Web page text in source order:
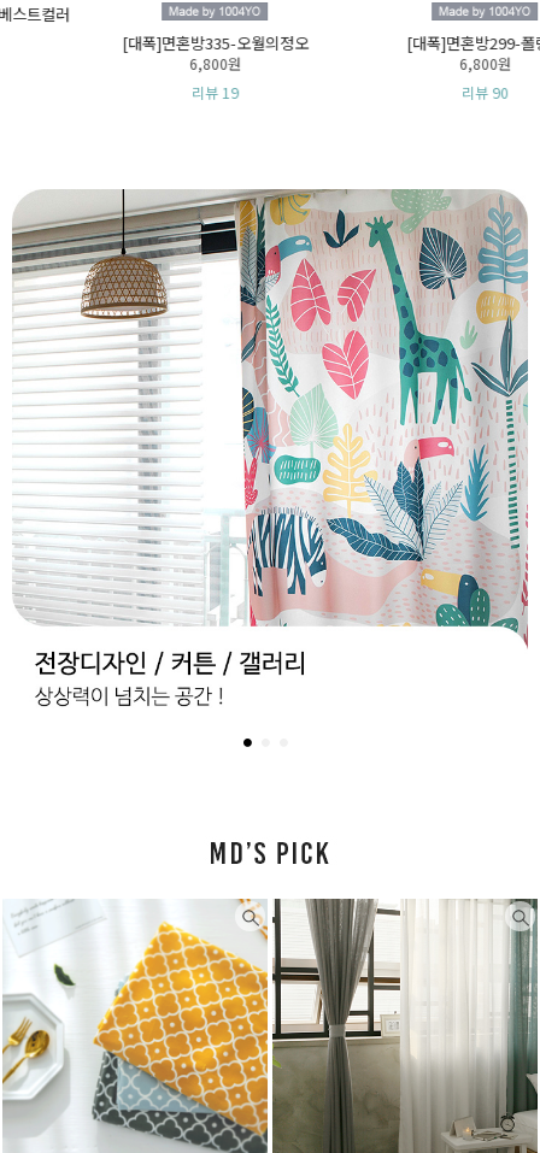
[대폭]면혼방294-활짝핀정원
6,800원
[대폭]면혼방361-오웰
6,800원